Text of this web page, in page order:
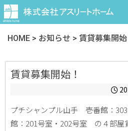
HOME > お知らせ > 賃貸募集開始
賃貸募集開始！
プチシャンプル山手 壱番館：
館：201号室・202号室 の４部屋